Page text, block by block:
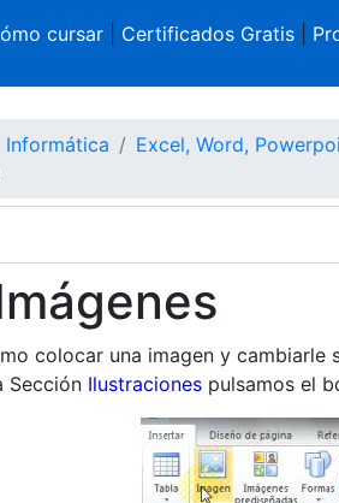
cursar| Certificados Gratis|
Informática Excel, Word,
colocar una imagen y cambiarle
Sección Ilustracionespulsamos el